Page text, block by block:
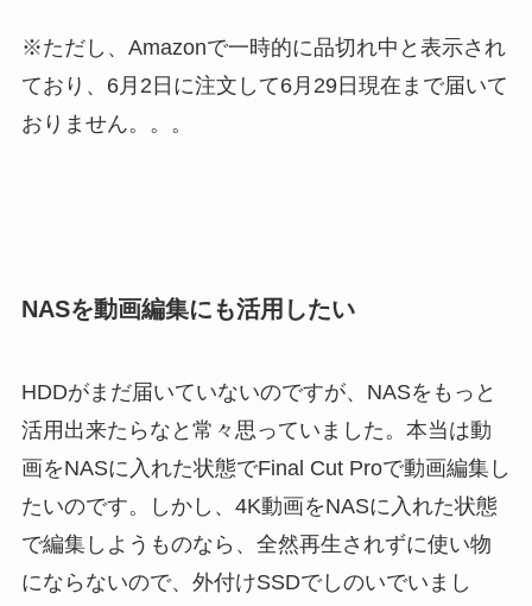
※ただし、Amazonで一時的に品切れ中と表示され
ており、6月2日に注文して6月29日現在まで届いて
おりません。。。
NASを動画編集にも活用したい
HDDがまだ届いていないのですが、NASをもっと
活用出来たらなと常々思っていました。本当は動
画をNASに入れた状態でFinal Cut Proで動画編集し
たいのです。しかし、4K動画をNASに入れた状態
で編集しようものなら、全然再生されずに使い物
にならないので、外付けSSDでしのいでいまし